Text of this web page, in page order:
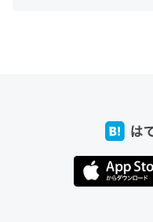
位置情報を共有してる
これ見て生きてるなっ
─たまにLINEするくらいだ
コミュニケーションが劇的